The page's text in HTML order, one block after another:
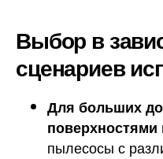
Выбор в
сценариев
Для больших
поверхностями
пылесосы с